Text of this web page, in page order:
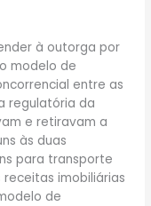
à outorga por
modelo de
entre as
regulatória da
e retiravam a
às duas
para transporte
imobiliárias
de